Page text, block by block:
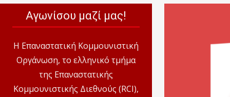
Αγωνίσου μαζί μας!
Η Επαναστατική Κομμουνιστική
Οργάνωση, το ελληνικό τμήμα
της Επαναστατικής
Κομμουνιστικής Διεθνούς (RCI),